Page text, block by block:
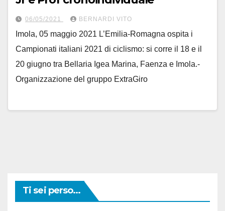
06/05/2021 BERNARDI VITO
Imola, 05 maggio 2021 L’Emilia-Romagna ospita i
Campionati italiani 2021 di ciclismo: si corre il 18 e il
20 giugno tra Bellaria Igea Marina, Faenza e Imola.-
Organizzazione del gruppo ExtraGiro
Ti sei perso...